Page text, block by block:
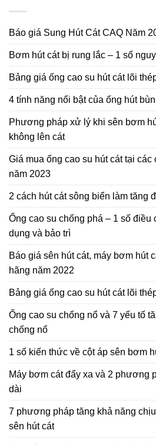
Báo giá Sung Hút Cát CAQ Năm
Bơm hút cát bị rung lắc – 1 số
Bảng giá ống cao su hút cát lõi
4 tính năng nổi bật của ống hút
Phương pháp xử lý khi sên bơm
không lên cát
Giá mua ống cao su hút cát tại
năm 2023
2 cách hút cát sông biển làm tăng
Ống cao su chống phá – 1 số
dụng và bảo trì
Báo giá sên hút cát, máy bơm hút
hãng năm 2022
Bảng giá ống cao su hút cát lõi
Ống cao su chống nổ và 7 yếu tố
chống nổ
1 số kiến thức về cột áp sên bơm
Máy bơm cát đẩy xa và 2 phương
dài
7 phương pháp tăng khả năng
sên hút cát